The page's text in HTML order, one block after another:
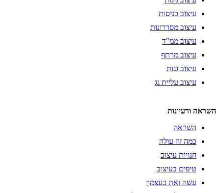
עיצוב כניסות
עיצוב מסדרונות
עיצוב ממ"ד
עיצוב מרתף
עיצוב גגות
עיצוב עליית גג
השראה ורעיונות
השראה
כמה זה עולה
חנויות עיצוב
טיפים בעיצוב
עשה זאת בעצמך